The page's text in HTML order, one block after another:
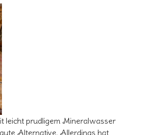
leicht prudligem Mineralwasser
Alternative. Allerdings hat